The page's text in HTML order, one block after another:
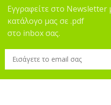
Εγγραφείτε στο Newsletter
κατάλογο μας σε .pdf
στο inbox σας.